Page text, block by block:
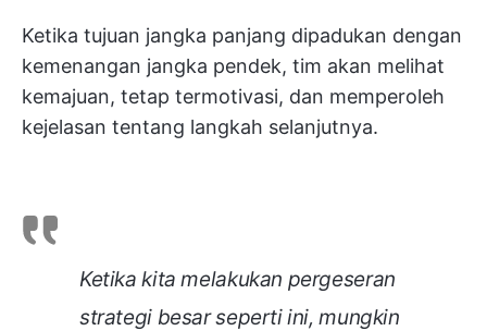
Ketika tujuan jangka panjang dipadukan dengan
kemenangan jangka pendek, tim akan melihat
kemajuan, tetap termotivasi, dan memperoleh
kejelasan tentang langkah selanjutnya.
Ketika kita melakukan pergeseran
strategi besar seperti ini, mungkin